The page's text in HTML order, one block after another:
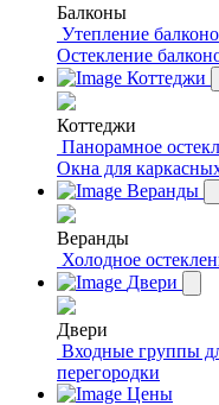
Балконы
Утепление
Остекление
Коттеджи
Коттеджи
Панорамное
Окна для
Веранды
Веранды
Холодное
Двери
Двери
Входные группы
перегородки
Цены